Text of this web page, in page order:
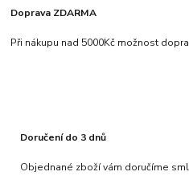
Doprava ZDARMA
Při nákupu nad 5000Kč možnost
Doručení do 3 dnů
Objednané zboží vám doručíme